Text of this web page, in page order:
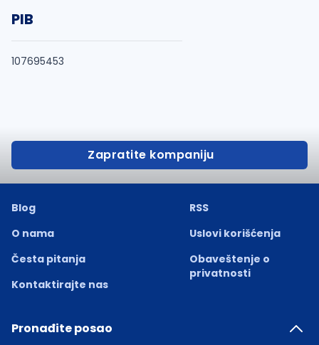
PIB
107695453
Zapratite kompaniju
Blog
O nama
Česta pitanja
Kontaktirajte nas
RSS
Uslovi korišćenja
Obaveštenje o
privatnosti
Pronađite posao